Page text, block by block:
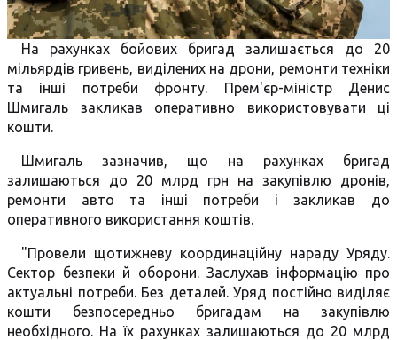
На рахунках бойових бригад залишається до 20
мільярдів гривень, виділених на дрони, ремонти техніки
та інші потреби фронту. Прем'єр-міністр Денис
Шмигаль закликав оперативно використовувати ці
кошти.
Шмигаль зазначив, що на рахунках бригад
залишаються до 20 млрд грн на закупівлю дронів,
ремонти авто та інші потреби і закликав до
оперативного використання коштів.
"Провели щотижневу координаційну нараду Уряду.
Сектор безпеки й оборони. Заслухав інформацію про
актуальні потреби. Без деталей. Уряд постійно виділяє
кошти безпосередньо бригадам на закупівлю
необхідного. На їх рахунках залишаються до 20 млрд